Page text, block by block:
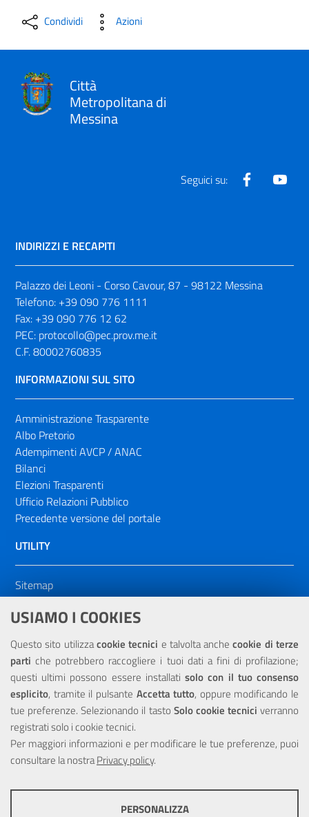
USIAMO I COOKIES
Questo sito utilizzacookie tecnici e talvolta anchecookie di terze
parti che potrebbero raccogliere i tuoi dati a fini di profilazione;
questi ultimi possono essere installatisolo con il tuo consenso
esplicito, tramite il pulsante Accetta tutto, oppure modificando le
tue preferenze. Selezionando il tasto Solo cookie tecnici verranno
registrati solo i cookie tecnici.
Per maggiori informazioni e per modificare le tue preferenze, puoi
consultare la nostraPrivacy policy.
PERSONALIZZA
Condividi Azioni
Città
Metropolitana di
Messina
Seguici su: Facebook
INDIRIZZI E RECAPITI
Palazzo dei Leoni - Corso Cavour, 87 - 98122 Messina
Telefono: +39 090 776 1111
Fax: +39 090 776 12 62
PEC: protocollo@pec.prov.me.it
C.F. 80002760835
INFORMAZIONI SUL SITO
Amministrazione Trasparente
Albo Pretorio
Adempimenti AVCP / ANAC
Bilanci
Elezioni Trasparenti
Ufficio Relazioni Pubblico
Precedente versione del portale
UTILITY
Sitemap
Dichiarazione di accessibilità
NOTE LEGALI
Privacy
Portale realizzato con la partecipazione finanziaria dell'Unione
Europea tramite i fondi del POR Sicilia 2000/2006 Misura 6.05 -